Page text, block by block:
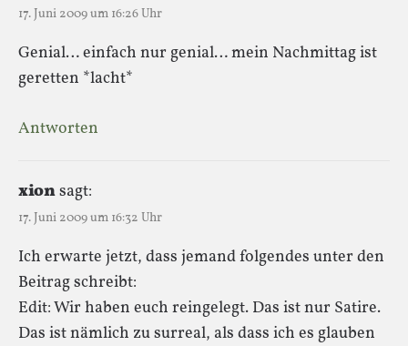
17. Juni 2009 um 16:26 Uhr
Genial… einfach nur genial… mein Nachmittag ist
geretten *lacht*
Antworten
xionsagt:
17. Juni 2009 um 16:32 Uhr
Ich erwarte jetzt, dass jemand folgendes unter den
Beitrag schreibt:
Edit: Wir haben euch reingelegt. Das ist nur Satire.
Das ist nämlich zu surreal, als dass ich es glauben